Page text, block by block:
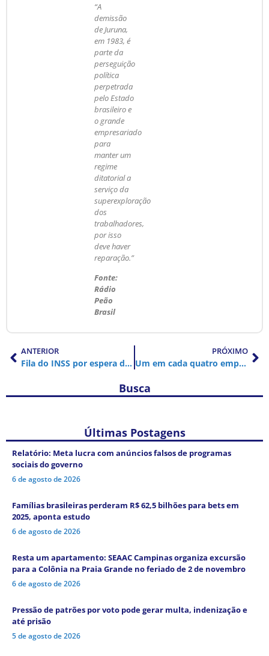
“A
demissão
de Juruna,
em 1983, é
parte da
perseguição
política
perpetrada
pelo Estado
brasileiro e
o grande
empresariado
para
manter um
regime
ditatorial a
serviço da
superexploração
dos
trabalhadores,
por isso
deve haver
reparação.”
Fonte:
Rádio
Peão
Brasil
ANTERIOR
Fila do INSS por espera de benefícios chega a recorde de 2,7 milhões
PRÓXIMO
Um em cada quatro empregos corre o risco de ser transformado pela IA generativa, mostra o novo índice global OIT-NASK
Busca
Últimas Postagens
Relatório: Meta lucra com anúncios falsos de programas
sociais do governo
6 de agosto de 2026
Famílias brasileiras perderam R$ 62,5 bilhões para bets em
2025, aponta estudo
6 de agosto de 2026
Resta um apartamento: SEAAC Campinas organiza excursão
para a Colônia na Praia Grande no feriado de 2 de novembro
6 de agosto de 2026
Pressão de patrões por voto pode gerar multa, indenização e
até prisão
5 de agosto de 2026